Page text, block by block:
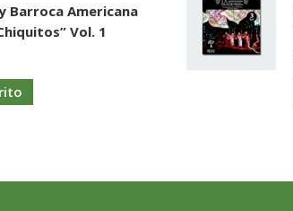
Barroca Americana
Vol. 1